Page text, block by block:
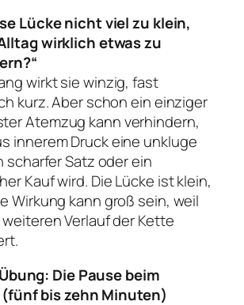
Lücke nicht viel zu klein,
wirklich etwas zu
wirkt sie winzig, fast
kurz. Aber schon ein einziger
Atemzug kann verhindern,
innerem Druck eine unkluge
scharfer Satz oder ein
Kauf wird. Die Lücke ist klein,
Wirkung kann groß sein, weil
Verlauf der Kette
Die Pause beim
bis zehn Minuten)